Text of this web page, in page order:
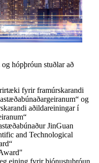
hópþróun stuðlar að
fyrir framúrskarandi
og
aðildareiningar í
JinGuan
and Technological